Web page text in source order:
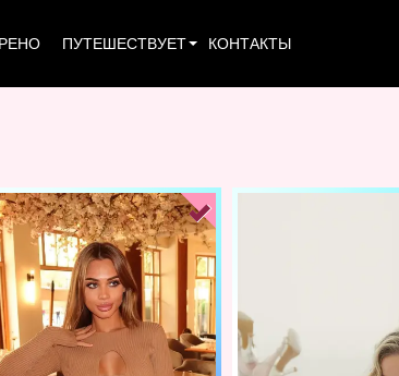
ПУТЕШЕСТВУЕТ КОНТАКТЫ